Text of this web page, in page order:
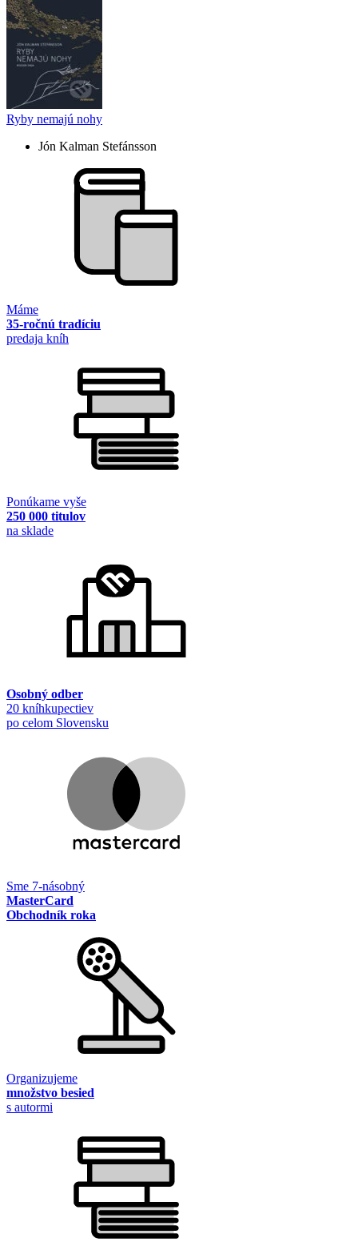
Ryby nemajú nohy
Jón Kalman Stefánsson
Máme
35-ročnú tradíciu
predaja kníh
Ponúkame vyše
250 000 titulov
na sklade
Osobný odber
20 kníhkupectiev
po celom Slovensku
Sme 7-násobný
MasterCard
Obchodník roka
Organizujeme
množstvo besied
s autormi